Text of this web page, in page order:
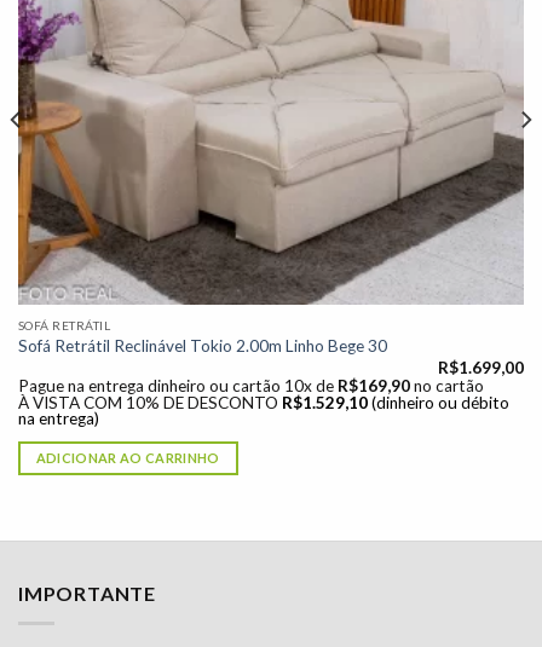
SOFÁ RETRÁTIL
Sofá Retrátil Reclinável Tokio 2.00m Linho Bege 30
R$1.699,00
Pague na entrega dinheiro ou cartão 10x de R$169,90 no cartão
À VISTA COM 10% DE DESCONTO R$1.529,10 (dinheiro ou débito
na entrega)
ADICIONAR AO CARRINHO
IMPORTANTE